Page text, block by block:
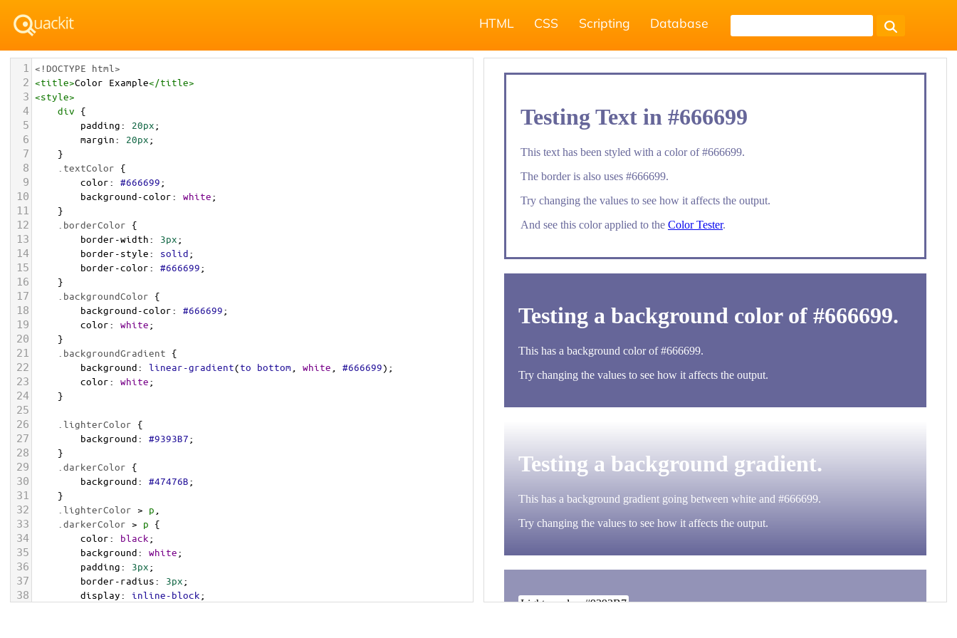
HTML CSS Scripting Database
1 <!DOCTYPE html>
2 <title>Color Example</title>
3 <style>
4 div {
5 padding: 20px;
6 margin: 20px;
7 }
8 .textColor {
9 color: #666699;
10 background-color: white;
11 }
12 .borderColor {
13 border-width: 3px;
14 border-style: solid;
15 border-color: #666699;
16 }
17 .backgroundColor {
18 background-color: #666699;
19 color: white;
20 }
21 .backgroundGradient {
22 background: linear-gradient(to bottom white #666699);
23 color: white;
24 }
25
26
.lighterColor {
27 background: #9393B7;
28 }
29 .darkerColor {
30 background: #47476B;
31 }
32 .lighterColor > p
33 .darkerColor > p {
34 color: black;
35 background: white;
36 padding: 3px;
37 border-radius: 3px;
38 display: inline-block;